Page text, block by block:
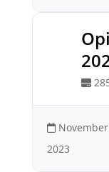
November
2023